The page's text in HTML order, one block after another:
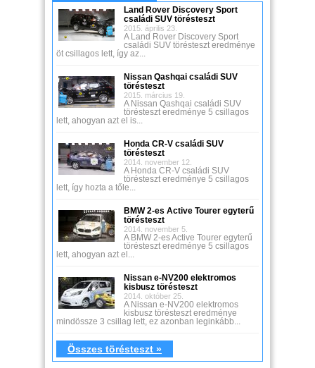
Land Rover Discovery Sport
családi SUV törésteszt
2015. április 23.
A Land Rover Discovery Sport
családi SUV törésteszt eredménye
öt csillagos lett, így az...
Nissan Qashqai családi SUV
törésteszt
2015. március 19.
A Nissan Qashqai családi SUV
törésteszt eredménye 5 csillagos
lett, ahogyan azt el is...
Honda CR-V családi SUV
törésteszt
2014. november 12.
A Honda CR-V családi SUV
törésteszt eredménye 5 csillagos
lett, így hozta a tőle...
BMW 2-es Active Tourer egyterű
törésteszt
2014. november 5.
A BMW 2-es Active Tourer egyterű
törésteszt eredménye 5 csillagos
lett, ahogyan azt el...
Nissan e-NV200 elektromos
kisbusz törésteszt
2014. október 25.
A Nissan e-NV200 elektromos
kisbusz törésteszt eredménye
mindössze 3 csillag lett, ez azonban leginkább...
Összes törésteszt »